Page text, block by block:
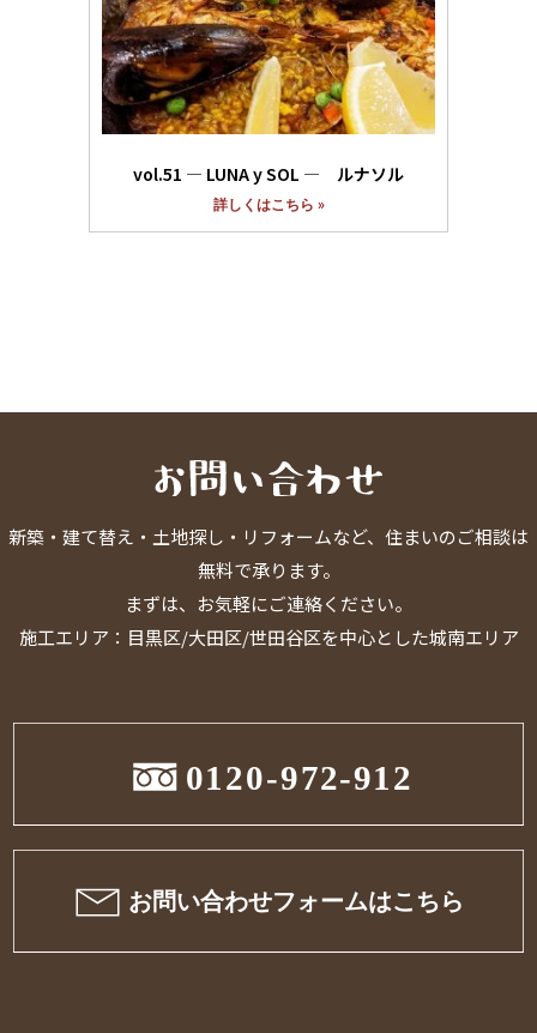
vol.51 ― LUNA y SOL ― ルナソル
詳しくはこちら »
新築・建て替え・土地探し・リフォームなど、住まいのご相談は
無料で承ります。
まずは、お気軽にご連絡ください。
施工エリア：目黒区/大田区/世田谷区を中心とした城南エリア